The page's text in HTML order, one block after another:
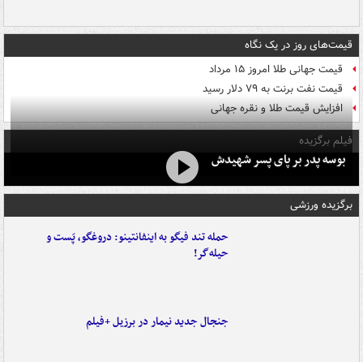
قیمت‌های روز در یک نگاه
قیمت جهانی طلا امروز ۱۵ مرداد
قیمت نفت برنت به ۷۹ دلار رسید
افزایش قیمت طلا و نقره جهانی
فیلم برگزیده
بوسه‌ پدر بر پای پسر شهیدش
برگزیده ورزشی
حمله تند فیگو به اینفانتینو: دروغگو، پَست‌ و
حیله‌گر!
جنجال جدید نیمار در برزیل +فیلم